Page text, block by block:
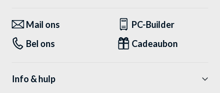
Mail ons
PC-Builder
Bel ons
Cadeaubon
Info & hulp